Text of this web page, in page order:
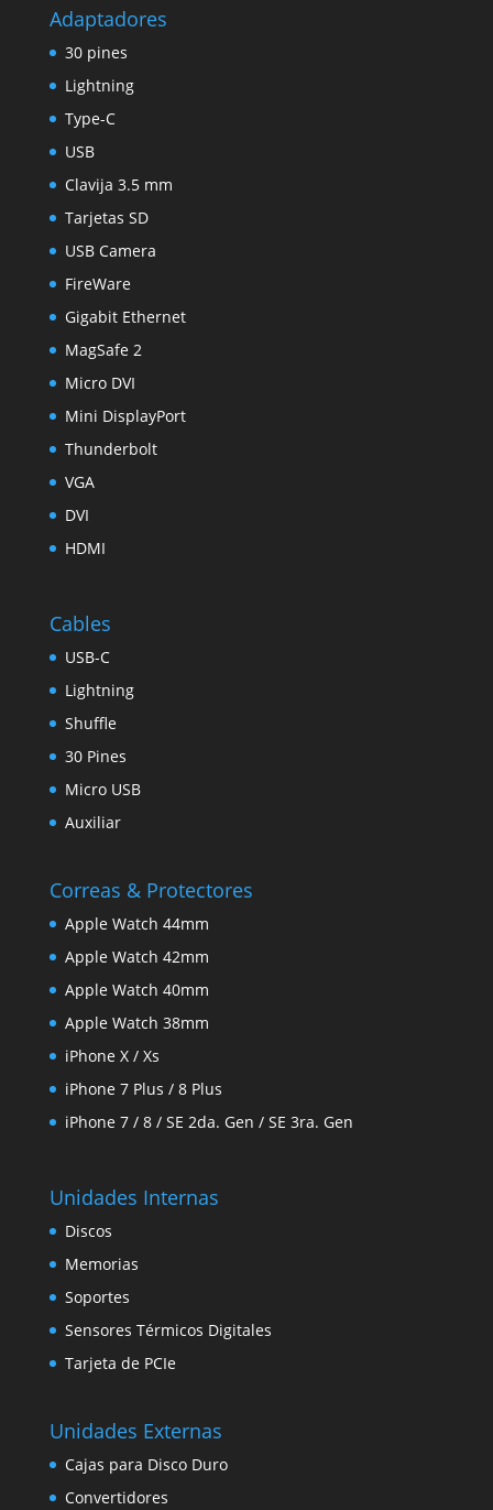
Adaptadores
30 pines
Lightning
Type-C
USB
Clavija 3.5 mm
Tarjetas SD
USB Camera
FireWare
Gigabit Ethernet
MagSafe 2
Micro DVI
Mini DisplayPort
Thunderbolt
VGA
DVI
HDMI
Cables
USB-C
Lightning
Shuffle
30 Pines
Micro USB
Auxiliar
Correas & Protectores
Apple Watch 44mm
Apple Watch 42mm
Apple Watch 40mm
Apple Watch 38mm
iPhone X / Xs
iPhone 7 Plus / 8 Plus
iPhone 7 / 8 / SE 2da. Gen / SE 3ra. Gen
Unidades Internas
Discos
Memorias
Soportes
Sensores Térmicos Digitales
Tarjeta de PCIe
Unidades Externas
Cajas para Disco Duro
Convertidores